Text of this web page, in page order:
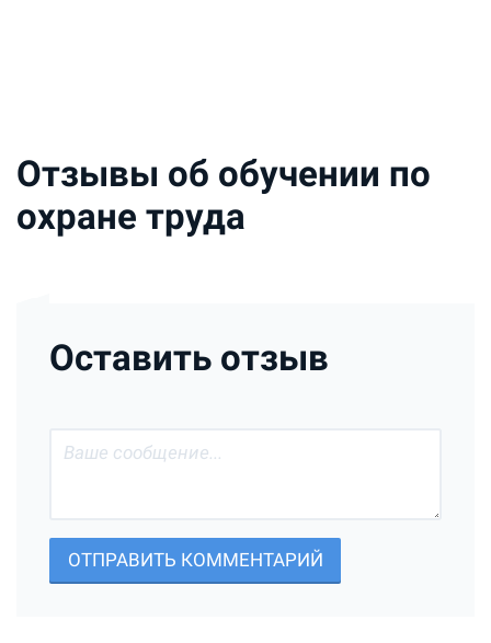
Отзывы об обучении по
охране труда
Оставить отзыв
ОТПРАВИТЬ КОММЕНТАРИЙ